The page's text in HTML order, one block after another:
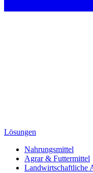
Lösungen
Nahrungsmittel
Agrar & Futtermittel
Landwirtschaftliche